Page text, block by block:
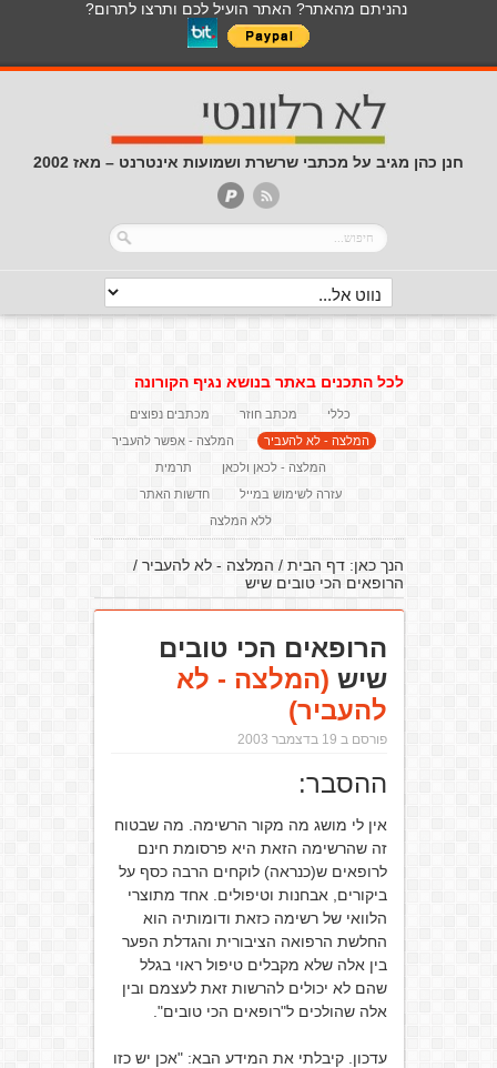
נהניתם מהאתר? האתר הועיל לכם ותרצו לתרום?
חנן כהן מגיב על מכתבי שרשרת ושמועות אינטרנט – מאז 2002
לכל התכנים באתר בנושא נגיף הקורונה
כללי מכתב חוזר
מכתבים נפוצים
המלצה - לא להעביר
המלצה - אפשר להעביר
המלצה - לכאן ולכאן
תרמית
עזרה לשימוש במייל
חדשות האתר
ללא המלצה
הנך כאן:דף הבית / המלצה - לא להעביר /
הרופאים הכי טובים שיש
הרופאים הכי טובים
שיש (המלצה - לא
להעביר)
פורסם ב 19 בדצמבר 2003
ההסבר:
אין לי מושג מה מקור הרשימה. מה שבטוח
זה שהרשימה הזאת היא פרסומת חינם
לרופאים ש(כנראה) לוקחים הרבה כסף על
ביקורים, אבחנות וטיפולים. אחד מתוצרי
הלוואי של רשימה כזאת ודומותיה הוא
החלשת הרפואה הציבורית והגדלת הפער
בין אלה שלא מקבלים טיפול ראוי בגלל
שהם לא יכולים להרשות זאת לעצמם ובין
אלה שהולכים ל"רופאים הכי טובים".
עדכון. קיבלתי את המידע הבא: "אכן יש כזו